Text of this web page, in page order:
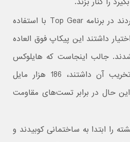
مدتی پیش عده‌ای سعی کردند در برنامه Top Gear با استفاده
داشتند این پیکاپ فوق العاده
جالب اینجاست که هایلوکس
زنگ زده‌ای که سعی در تخریب آن داشتند، 186 هزار مایل
حال در برابر تست‌های مقاومت
را ابتدا به ساختمانی کوبیدند و